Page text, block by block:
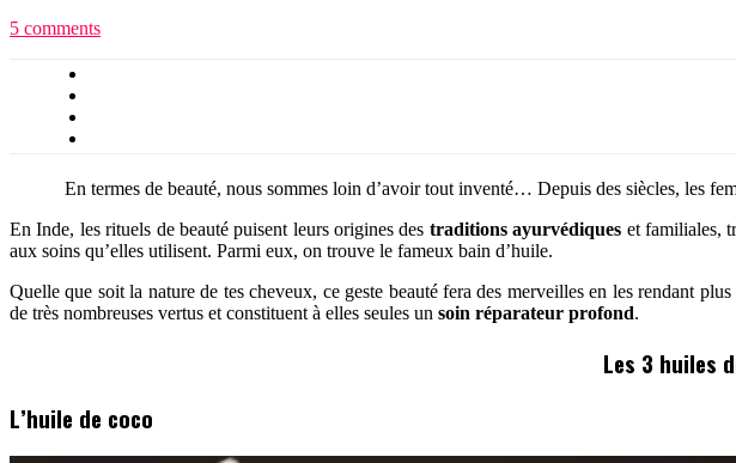
5 comments
En termes de beauté, nous sommes loin d’avoir tout inventé… Depuis des siècles, les
En Inde, les rituels de beauté puisent leurs origines des traditions ayurvédiques et familiales,
aux soins qu’elles utilisent. Parmi eux, on trouve le fameux bain d’huile.
Quelle que soit la nature de tes cheveux, ce geste beauté fera des merveilles en les rendant
de très nombreuses vertus et constituent à elles seules un soin réparateur profond.
Les 3 huiles
L’huile de coco